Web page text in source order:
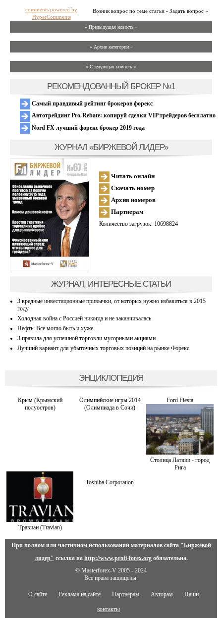
Возник вопрос по теме статьи - Задать вопрос »
comments powered by
HyperComments
« Предыдущая новость «
» Архив категории «
» Следующая новость »
РЕКОМЕНДОВАННЫЙ БРОКЕР №1
Самый правдивый рейтинг брокеров форекс
Автотрейдинг Pro-Rebate: копируй сделки VIP трейдеров бесплатно
Nord FX лучший форекс брокер 2019 года
ЖУРНАЛ «БИРЖЕВОЙ ЛИДЕР»
Читать онлайн
Скачать номер
Архив номеров
Партнерам
Количество загрузок: 10698824
ЖУРНАЛ, ИНТЕРЕСНЫЕ СТАТЬИ
3 вредные инвестиционные привычки, от которых нужно избавиться в 2015
году
Холодная война с Россией никогда и не заканчивалась
Нефть: Все могло быть и хуже…
3 правила для успешной торговли мусорными акциями
Лучший вариант для убыточных торговых позиций на рынке Форекс
ЭНЦИКЛОПЕДИЯ
Крым (Крымский
полуостров)
Олимпийские игры 2014
(Олимпиада в Сочи)
Ford Fiesta
Столица Латвии - город
Рига
Травиан (Travian)
Toshiba Corporation
При полном или частичном использовании материалов сайта "Биржевой
лидер" ссылка на http://www.profi-forex.orgобязательна.
© Masterforex-V 2005 - 2024
Все права защищены.
О сайте Реклама на сайте Партнерам Авторам Наши
контакты